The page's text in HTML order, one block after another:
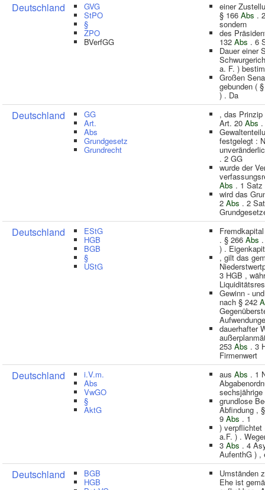
Deutschland GVG
StPO
§
ZPO
BVerfGG
einer
§ 166 Abs .
sondern
des
132 Abs . 6
Dauer einer
a. F. )
Großen
gebunden (
) . Da
Deutschland GG
Art.
Abs
Grundgesetz
Grundrecht
, das
Art. 20 Abs.
festgelegt :
. 2 GG
wurde der
Abs . 1 Satz
wird das
2 Abs . 2
Deutschland EStG
HGB
BGB
§
UStG
. § 266 Abs
) .
, gilt das
3 HGB ,
Gewinn -
nach § 242
dauerhafter
253 Abs . 3
Firmenwert
Deutschland i.V.m.
Abs
VwGO
§
AktG
aus Abs . 1
grundlose
Abfindung ,
9 Abs . 1
)
a.F. ) .
3 Abs . 4
AufenthG ) ,
Deutschland BGB
HGB
Umständen
Ehe ist